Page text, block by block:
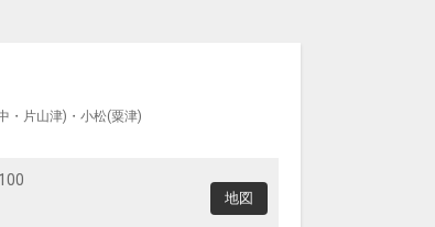
・片山津)・小松(粟津)
地図